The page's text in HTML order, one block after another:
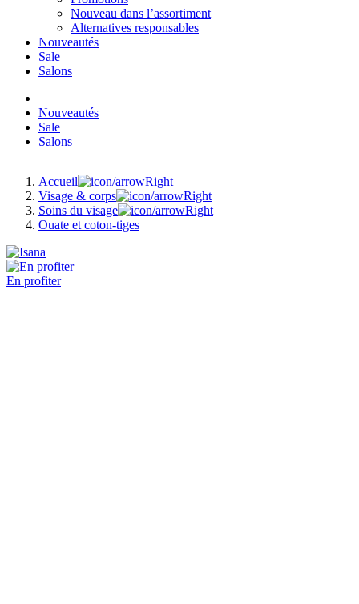
Nouveau dans l’assortiment
Alternatives responsables
Nouveautés
Sale
Salons
Nouveautés
Sale
Salons
Accueil
Visage & corps
Soins du visage
Ouate et coton-tiges
En profiter